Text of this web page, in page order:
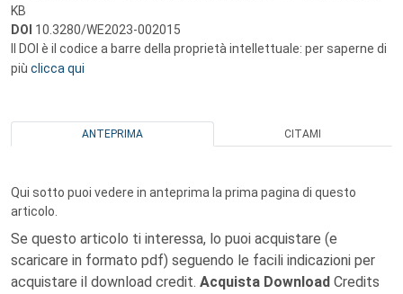
KB
DOI 10.3280/WE2023-002015
Il DOI è il codice a barre della proprietà intellettuale: per saperne di
più clicca qui
ANTEPRIMA CITAMI
Qui sotto puoi vedere in anteprima la prima pagina di questo
articolo.
Se questo articolo ti interessa, lo puoi acquistare (e
scaricare in formato pdf) seguendo le facili indicazioni per
acquistare il download credit. Acquista Download Credits